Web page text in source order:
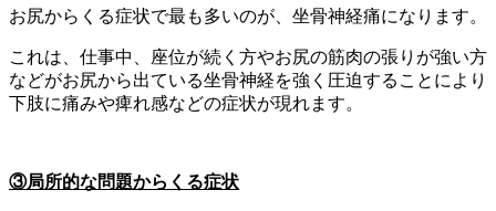
お尻からくる症状で最も多いのが、坐骨神経痛になります。
これは、仕事中、座位が続く方やお尻の筋肉の張りが強い方
などがお尻から出ている坐骨神経を強く圧迫することにより
下肢に痛みや痺れ感などの症状が現れます。
③局所的な問題からくる症状